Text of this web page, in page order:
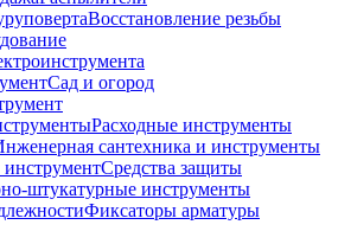
Восстановление резьбы
Сад и огород
Расходные инструменты
сантехника и инструменты
Средства защиты
штукатурные инструменты
Фиксаторы арматуры